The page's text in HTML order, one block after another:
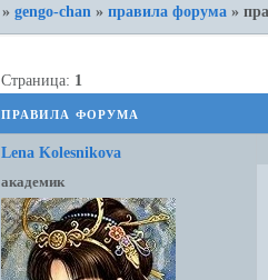
»gengo-chan »правила форума »
правила форума
Страница: 1
Lena Kolesnikova
академик